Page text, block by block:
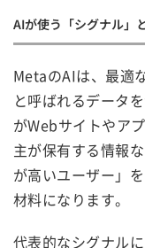
AIが使う「シグナル」
MetaのAIは、最適
と呼ばれるデータ
がWebサイトやア
主が保有する情報
が高いユーザー」
材料になります。
代表的なシグナル